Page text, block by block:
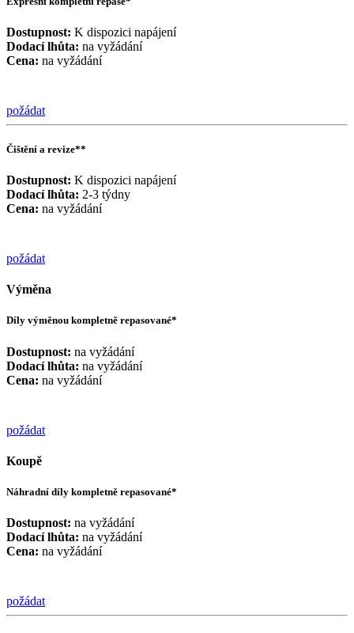
Dostupnost: K dispozici napájení
Dodací lhůta: na vyžádání
Cena: na vyžádání
požádat
Čištění a revize**
Dostupnost: K dispozici napájení
Dodací lhůta: 2-3 týdny
Cena: na vyžádání
požádat
Výměna
Díly výměnou kompletně repasované*
Dostupnost: na vyžádání
Dodací lhůta: na vyžádání
Cena: na vyžádání
požádat
Koupě
Náhradní díly kompletně repasované*
Dostupnost: na vyžádání
Dodací lhůta: na vyžádání
Cena: na vyžádání
požádat